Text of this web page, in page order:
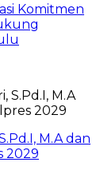
Komitmen
M.A dan
2029